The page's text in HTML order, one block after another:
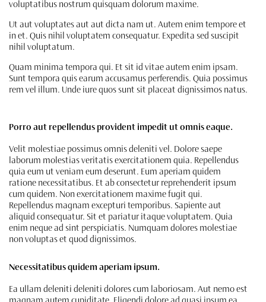
voluptatibus nostrum quisquam dolorum maxime.
Ut aut voluptates aut aut dicta nam ut. Autem enim tempore et
in et. Quis nihil voluptatem consequatur. Expedita sed suscipit
nihil voluptatum.
Quam minima tempora qui. Et sit id vitae autem enim ipsam.
Sunt tempora quis earum accusamus perferendis. Quia possimus
rem vel illum. Unde iure quos sunt sit placeat dignissimos natus.
Porro aut repellendus provident impedit ut omnis eaque.
Velit molestiae possimus omnis deleniti vel. Dolore saepe
laborum molestias veritatis exercitationem quia. Repellendus
quia eum ut veniam eum deserunt. Eum aperiam quidem
ratione necessitatibus. Et ab consectetur reprehenderit ipsum
cum quidem. Non exercitationem maxime fugit qui.
Repellendus magnam excepturi temporibus. Sapiente aut
aliquid consequatur. Sit et pariatur itaque voluptatem. Quia
enim neque ad sint perspiciatis. Numquam dolores molestiae
non voluptas et quod dignissimos.
Necessitatibus quidem aperiam ipsum.
Ea ullam deleniti deleniti dolores cum laboriosam. Aut nemo est